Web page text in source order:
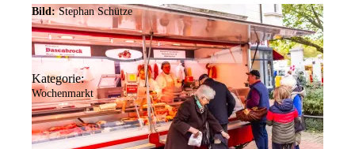
Bild: Stephan Schütze
Kategorie:
Wochenmarkt